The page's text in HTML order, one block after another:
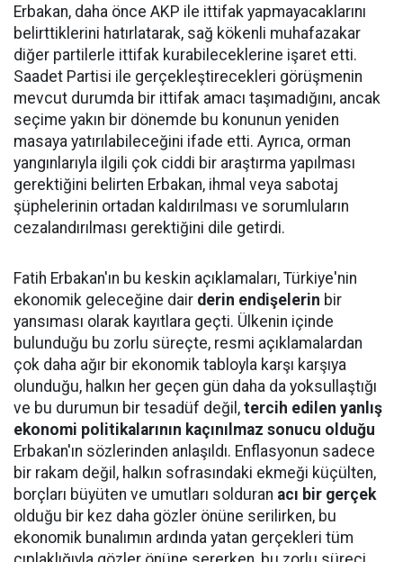
Erbakan, daha önce AKP ile ittifak yapmayacaklarını
belirttiklerini hatırlatarak, sağ kökenli muhafazakar
diğer partilerle ittifak kurabileceklerine işaret etti.
Saadet Partisi ile gerçekleştirecekleri görüşmenin
mevcut durumda bir ittifak amacı taşımadığını, ancak
seçime yakın bir dönemde bu konunun yeniden
masaya yatırılabileceğini ifade etti. Ayrıca, orman
yangınlarıyla ilgili çok ciddi bir araştırma yapılması
gerektiğini belirten Erbakan, ihmal veya sabotaj
şüphelerinin ortadan kaldırılması ve sorumluların
cezalandırılması gerektiğini dile getirdi.
Fatih Erbakan'ın bu keskin açıklamaları, Türkiye'nin
ekonomik geleceğine dair derin endişelerin bir
yansıması olarak kayıtlara geçti. Ülkenin içinde
bulunduğu bu zorlu süreçte, resmi açıklamalardan
çok daha ağır bir ekonomik tabloyla karşı karşıya
olunduğu, halkın her geçen gün daha da yoksullaştığı
ve bu durumun bir tesadüf değil, tercih edilen yanlış
ekonomi politikalarının kaçınılmaz sonucu olduğu
Erbakan'ın sözlerinden anlaşıldı. Enflasyonun sadece
bir rakam değil, halkın sofrasındaki ekmeği küçülten,
borçları büyüten ve umutları solduran acı bir gerçek
olduğu bir kez daha gözler önüne serilirken, bu
ekonomik bunalımın ardında yatan gerçekleri tüm